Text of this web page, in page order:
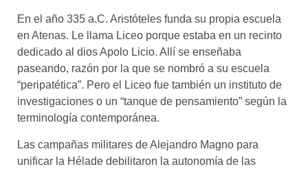
En el año 335 a.C. Aristóteles funda su propia escuela
en Atenas. Le llama Liceo porque estaba en un recinto
dedicado al dios Apolo Licio. Allí se enseñaba
paseando, razón por la que se nombró a su escuela
“peripatética”. Pero el Liceo fue también un instituto de
investigaciones o un “tanque de pensamiento” según la
terminología contemporánea.
Las campañas militares de Alejandro Magno para
unificar la Hélade debilitaron la autonomía de las